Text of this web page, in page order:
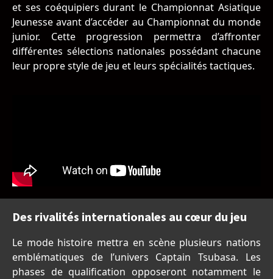
et ses coéquipiers durant le Championnat Asiatique
Jeunesse avant d’accéder au Championnat du monde
junior. Cette progression permettra d’affronter
différentes sélections nationales possédant chacune
leur propre style de jeu et leurs spécialités tactiques.
Des rivalités internationales au cœur du jeu
Le mode histoire mettra en scène plusieurs nations
emblématiques de l’univers Captain Tsubasa. Les
phases de qualification opposeront notamment le